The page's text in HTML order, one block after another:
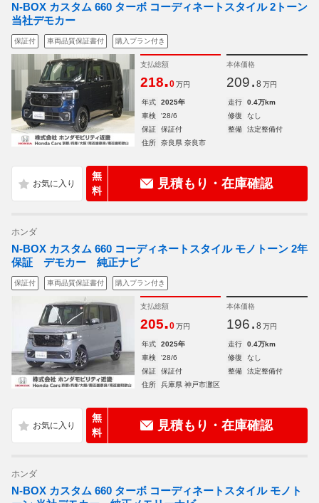
N-BOX カスタム 660 ターボ コーディネートスタイル 2トーン
当社デモカー
保証付 車両品質保証書付 購入プラン付き
支払総額
218.0 万円
本体価格
209. 8 万円
年式 2025年 走行
0.4万km
車検
'28/6 修復
なし
保証
保証付 整備
法定整備付
住所
奈良県 奈良市
無
料
見積もり・在庫確認
ホンダ
N-BOX カスタム 660 コーディネートスタイル モノトーン 2年
保証 デモカー 純正ナビ
保証付 車両品質保証書付 購入プラン付き
支払総額
205.0 万円
本体価格
196. 8 万円
年式 2025年 走行
0.4万km
車検
'28/6 修復
なし
保証
保証付 整備
法定整備付
住所
兵庫県 神戸市灘区
無
料
見積もり・在庫確認
ホンダ
N-BOX カスタム 660 ターボ コーディネートスタイル モノト